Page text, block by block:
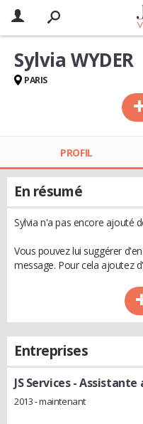
Sylvia WYDER
PARIS
PROFIL
En résumé
Sylvia n'a pas encore ajouté
Vous pouvez lui suggérer
message. Pour cela ajoutez
Entreprises
JS Services- Assistante
2013 - maintenant